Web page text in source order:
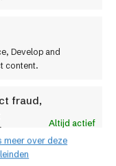
Develop and
content.
fraud,
Altijd actief
meer over deze